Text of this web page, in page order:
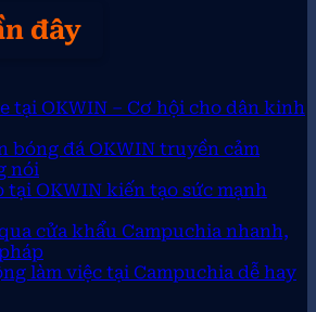
đây
tại OKWIN – Cơ hội cho dân kinh
bóng đá OKWIN truyền cảm
nói
tại OKWIN kiến tạo sức mạnh
cửa khẩu Campuchia nhanh,
làm việc tại Campuchia dễ hay